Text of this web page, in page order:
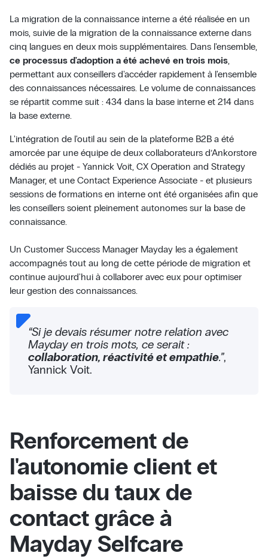
La migration de la connaissance interne a été réalisée en un
mois, suivie de la migration de la connaissance externe dans
cinq langues en deux mois supplémentaires. Dans l'ensemble,
ce processus d'adoption a été achevé en trois mois,
permettant aux conseillers d'accéder rapidement à l'ensemble
des connaissances nécessaires. Le volume de connaissances
se répartit comme suit : 434 dans la base interne et 214 dans
la base externe.
L'intégration de l'outil au sein de la plateforme B2B a été
amorcée par une équipe de deux collaborateurs d’Ankorstore
dédiés au projet - Yannick Voit, CX Operation and Strategy
Manager, et une Contact Experience Associate - et plusieurs
sessions de formations en interne ont été organisées afin que
les conseillers soient pleinement autonomes sur la base de
connaissance.
Un Customer Success Manager Mayday les a également
accompagnés tout au long de cette période de migration et
continue aujourd'hui à collaborer avec eux pour optimiser
leur gestion des connaissances.
“Si je devais résumer notre relation avec
Mayday en trois mots, ce serait :
collaboration, réactivité et empathie.”,
Yannick Voit.
Renforcement de
l'autonomie client et
baisse du taux de
contact grâce à
Mayday Selfcare